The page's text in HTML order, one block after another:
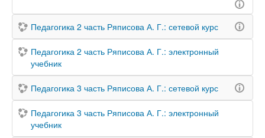
Педагогика 2 часть Ряписова А. Г.: сетевой курс
Педагогика 2 часть Ряписова А. Г.: электронный
учебник
Педагогика 3 часть Ряписова А. Г.: сетевой курс
Педагогика 3 часть Ряписова А. Г.: электронный
учебник